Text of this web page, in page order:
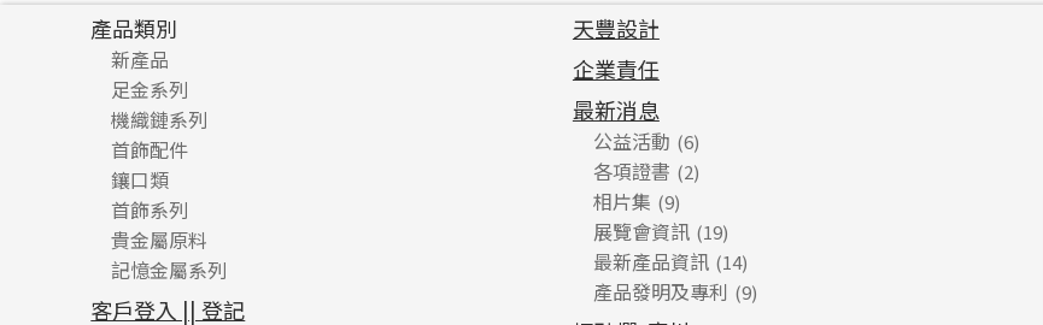
耳環
生肖吊墜
管扣系列
星座吊墜
水泡扣
珠扣
產品類別
新產品
足金系列
足金配件
機織鏈系列
珠仔鏈
镶口链
管狀網鏈
十字車花鏈系列
十字閃O鏈系列
十字錘打鏈系列
首飾配件
耳環類配件
卷迫系列
螺絲迫系列
梅花迫系列
平臺迫系列
鏈類配件
動感車花吊墜
調節珠系列
生圈扣系列
其他類配件
珠盤系列
袖口鈕系列
珠類配件
無孔光身珠
鑲口類
四爪頭系列
六爪頭系列
車花片
動感車花片
首飾系列
手镯系列
戒指系列
空心耳環
貴金屬原料
千足金
記憶金屬系列
記憶戒指
客戶登入 || 登記
天豐設計
企業責任
最新消息
公益活動 (6)
各項證書 (2)
相片集 (9)
展覽會資訊 (19)
最新產品資訊 (14)
產品發明及專利 (9)